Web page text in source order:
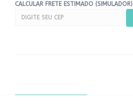
CALCULAR FRETE ESTIMADO (SIMULADOR)